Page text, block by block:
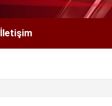
İletişim